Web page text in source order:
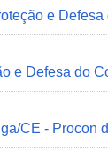
e
e Defesa do
CE - Procon